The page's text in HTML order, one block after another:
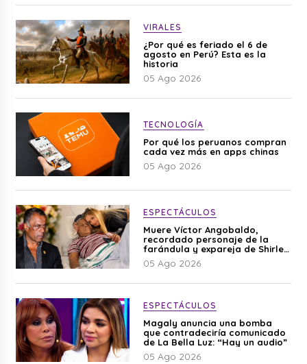
VIRALES
¿Por qué es feriado el 6 de
agosto en Perú? Esta es la
historia
05 Ago 2026
TECNOLOGÍA
Por qué los peruanos compran
cada vez más en apps chinas
05 Ago 2026
ESPECTÁCULOS
Muere Víctor Angobaldo,
recordado personaje de la
farándula y expareja de Shirley
Cherres
05 Ago 2026
ESPECTÁCULOS
Magaly anuncia una bomba
que contradeciría comunicado
de La Bella Luz: “Hay un audio”
05 Ago 2026